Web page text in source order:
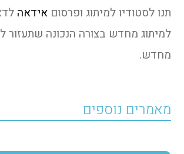
מאמרים נוספים
תנו לסטודיו למיתוג ופרסוםאידאה
למיתוג מחדש בצורה הנכונה שתעזור
מחדש.